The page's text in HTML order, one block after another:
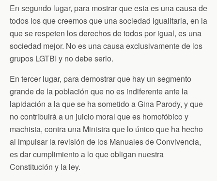
En segundo lugar, para mostrar que esta es una causa de
todos los que creemos que una sociedad igualitaria, en la
que se respeten los derechos de todos por igual, es una
sociedad mejor. No es una causa exclusivamente de los
grupos LGTBI y no debe serlo.
En tercer lugar, para demostrar que hay un segmento
grande de la población que no es indiferente ante la
lapidación a la que se ha sometido a Gina Parody, y que
no contribuirá a un juicio moral que es homofóbico y
machista, contra una Ministra que lo único que ha hecho
al impulsar la revisión de los Manuales de Convivencia,
es dar cumplimiento a lo que obligan nuestra
Constitución y la ley.